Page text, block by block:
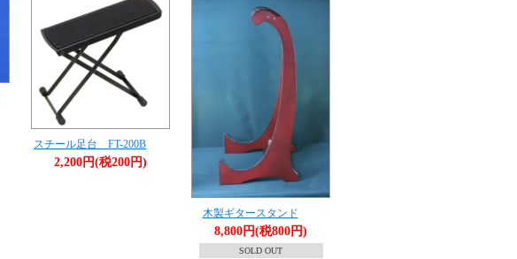
スチール足台 FT-200B
2,200円(税200円)
木製ギタースタンド
8,800円(税800円)
SOLD OUT